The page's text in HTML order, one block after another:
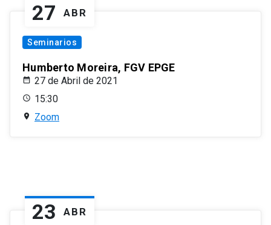
27 ABR
Seminarios
Humberto Moreira, FGV EPGE
27 de Abril de 2021
15:30
Zoom
23 ABR